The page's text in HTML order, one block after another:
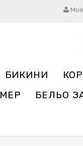
БИКИНИ
БЕЛЬО